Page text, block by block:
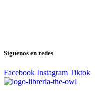
Síguenos en redes
Facebook Instagram Tiktok